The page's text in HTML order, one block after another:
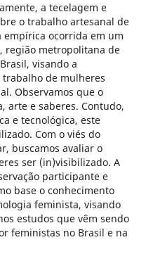
a tecelagem e
o trabalho artesanal de
empírica ocorrida em um
região metropolitana de
visando a
de mulheres
Observamos que o
arte e saberes. Contudo,
e tecnológica, este
Com o viés do
buscamos avaliar o
ser (in)visibilizado. A
participante e
base o conhecimento
feminista, visando
estudos que vêm sendo
feministas no Brasil e na